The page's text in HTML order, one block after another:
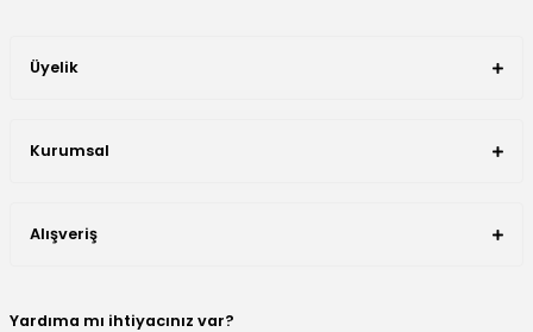
Üyelik
Kurumsal
Alışveriş
Yardıma mı ihtiyacınız var?